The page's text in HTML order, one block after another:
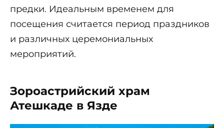
предки. Идеальным временем для
посещения считается период праздников
и различных церемониальных
мероприятий.
Зороастрийский храм
Атешкаде в Язде